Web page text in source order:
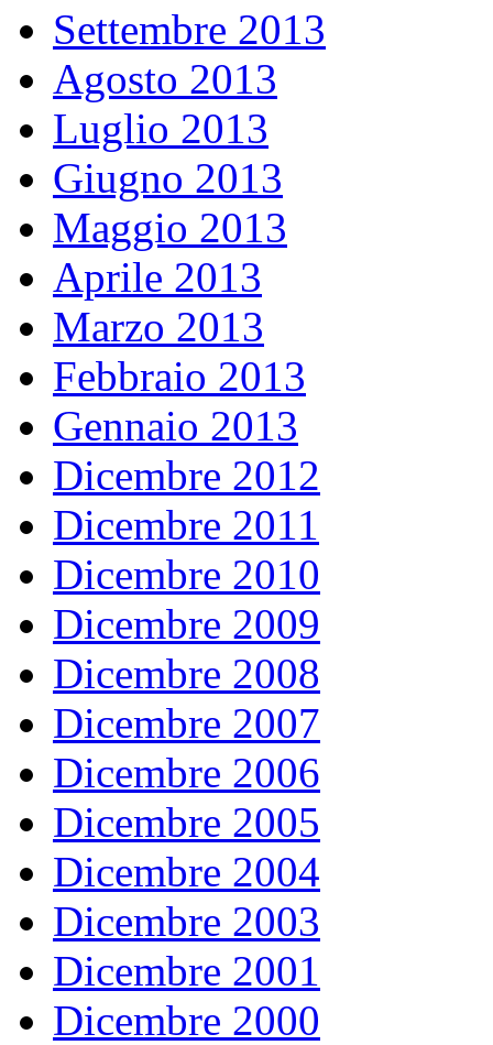
Settembre 2013
Agosto 2013
Luglio 2013
Giugno 2013
Maggio 2013
Aprile 2013
Marzo 2013
Febbraio 2013
Gennaio 2013
Dicembre 2012
Dicembre 2011
Dicembre 2010
Dicembre 2009
Dicembre 2008
Dicembre 2007
Dicembre 2006
Dicembre 2005
Dicembre 2004
Dicembre 2003
Dicembre 2001
Dicembre 2000